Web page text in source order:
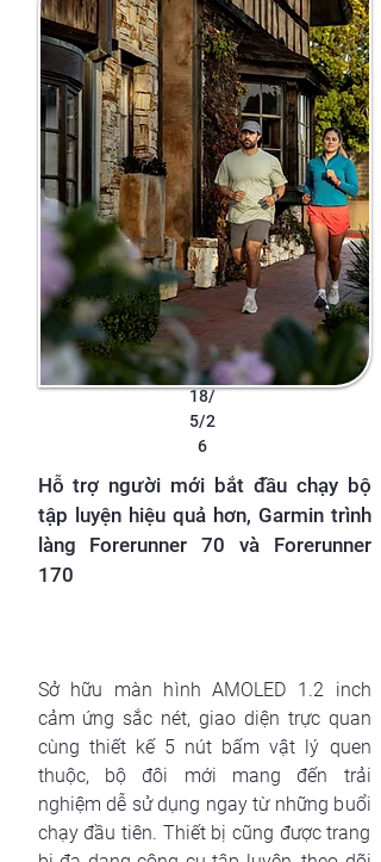
18/
5/2
6
Hỗ trợ người mới bắt đầu chạy bộ
tập luyện hiệu quả hơn, Garmin trình
làng Forerunner 70 và Forerunner
170
Sở hữu màn hình AMOLED 1.2 inch
cảm ứng sắc nét, giao diện trực quan
cùng thiết kế 5 nút bấm vật lý quen
thuộc, bộ đôi mới mang đến trải
nghiệm dễ sử dụng ngay từ những buổi
chạy đầu tiên. Thiết bị cũng được trang